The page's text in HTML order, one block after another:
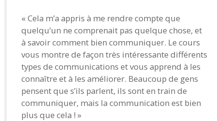
« Cela m’a appris à me rendre compte que
quelqu’un ne comprenait pas quelque chose, et
à savoir comment bien communiquer. Le cours
vous montre de façon très intéressante différents
types de communications et vous apprend à les
connaître et à les améliorer. Beaucoup de gens
pensent que s’ils parlent, ils sont en train de
communiquer, mais la communication est bien
plus que cela ! »